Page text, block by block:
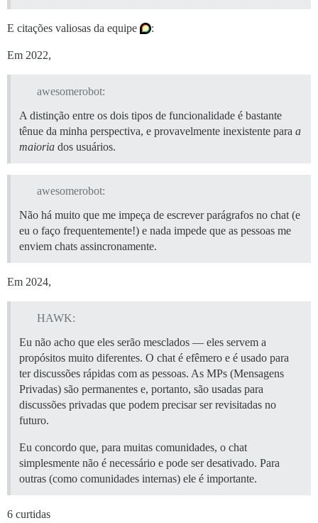
E citações valiosas da equipe :
Em 2022,
awesomerobot:
A distinção entre os dois tipos de funcionalidade é bastante
tênue da minha perspectiva, e provavelmente inexistente para a
maioria dos usuários.
awesomerobot:
Não há muito que me impeça de escrever parágrafos no chat (e
eu o faço frequentemente!) e nada impede que as pessoas me
enviem chats assincronamente.
Em 2024,
HAWK:
Eu não acho que eles serão mesclados — eles servem a
propósitos muito diferentes. O chat é efêmero e é usado para
ter discussões rápidas com as pessoas. As MPs (Mensagens
Privadas) são permanentes e, portanto, são usadas para
discussões privadas que podem precisar ser revisitadas no
futuro.
Eu concordo que, para muitas comunidades, o chat
simplesmente não é necessário e pode ser desativado. Para
outras (como comunidades internas) ele é importante.
6 curtidas